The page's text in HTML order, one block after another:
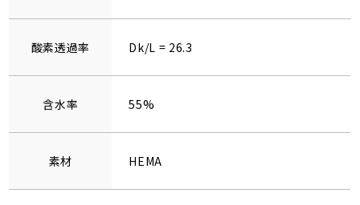
酸素透過率 Dk/L = 26.3
含水率 55%
素材 HEMA